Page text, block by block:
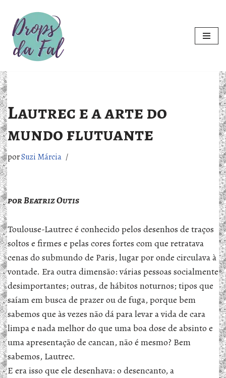
Pular
para
Lautrec e a arte do
mundo flutuante
porSuzi Márcia
por Beatriz Outis
Toulouse-Lautrec é conhecido pelos desenhos de traços
soltos e firmes e pelas cores fortes com que retratava
cenas do submundo de Paris, lugar por onde circulava à
vontade. Era outra dimensão: várias pessoas socialmente
desimportantes; outras, de hábitos noturnos; tipos que
saíam em busca de prazer ou de fuga, porque bem
sabemos que às vezes não dá para levar a vida de cara
limpa e nada melhor do que uma boa dose de absinto e
uma apresentação de cancan, não é mesmo? Bem
sabemos, Lautrec.
E era isso que ele desenhava: o desencanto, a